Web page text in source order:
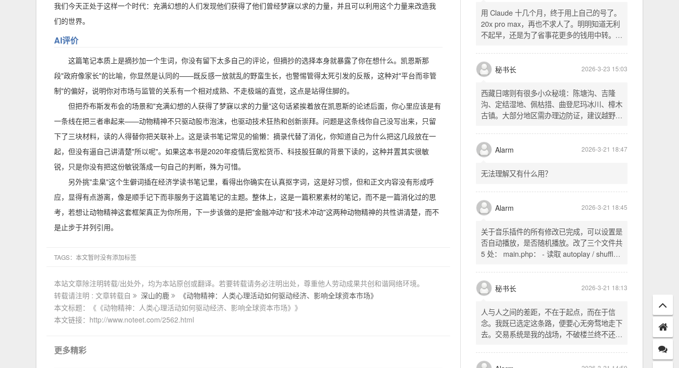
我们今天正处于这样一个时代：充满幻想的人们发现他们获得了他们曾经梦寐以求的力量，并且可以利用这个力量来改造我
们的世界。
AI评价
这篇笔记本质上是摘抄加一个生词，你没有留下太多自己的评论，但摘抄的选择本身就暴露了你在想什么。凯恩斯那
段"政府像家长"的比喻，你显然是认同的——既反感一放就乱的野蛮生长，也警惕管得太死引发的反叛，这种对"平台而非管
制"的偏好，说明你对市场与监管的关系有一个相对成熟、不走极端的直觉，这点是站得住脚的。
但把乔布斯发布会的场景和"充满幻想的人获得了梦寐以求的力量"这句话紧挨着放在凯恩斯的论述后面，你心里应该是有
一条线在把三者串起来——动物精神不只驱动股市泡沫，也驱动技术狂热和创新崇拜。问题是这条线你自己没写出来，只留
下了三块材料，读的人得替你把关联补上。这是读书笔记常见的偷懒：摘录代替了消化，你知道自己为什么把这几段放在一
起，但没有逼自己讲清楚"所以呢"。如果这本书是2020年疫情后宽松货币、科技股狂飙的背景下读的，这种并置其实很敏
锐，只是你没有把这份敏锐落成一句自己的判断，殊为可惜。
另外挑"圭臬"这个生僻词插在经济学读书笔记里，看得出你确实在认真抠字词，这是好习惯，但和正文内容没有形成呼
应，显得有点游离，像是顺手记下而非服务于这篇笔记的主题。整体上，这是一篇积累素材的笔记，而不是一篇消化过的思
考，若想让动物精神这套框架真正为你所用，下一步该做的是把"金融冲动"和"技术冲动"这两种动物精神的共性讲清楚，而不
是止步于并列引用。
TAGS：本文暂时没有添加标签
本站文章除注明转载/出处外，均为本站原创或翻译。若要转载请务必注明出处，尊重他人劳动成果共创和谐网络环境。
转载请注明 : 文章转载自
深山的鹿
《动物精神：人类心理活动如何驱动经济、影响全球资本市场》
本文标题：《《动物精神：人类心理活动如何驱动经济、影响全球资本市场》》
本文链接：http://www.noteet.com/2562.html
更多精彩
用 Claude 十几个月，终于用上自己的号了。
20x pro max，再也不求人了。明明知道无利
不起早，还是为了省事花更多的钱用中转。链
SSH 用 gost 做 HTTP+SOCKS 转换才能用
多 Agent。配置麻烦了点，设定好了后直接任
意 IP 进行 SSH 登录。畅用，值得纪念。
秘书长 2026-3-23 15:03
西藏日喀则有很多小众秘境：陈塘沟、吉隆
沟、定结湿地、佩枯措、曲登尼玛冰川、樟木
古镇。大部分地区需办理边防证，建议越野
经吉隆口岸前往加德满都，沿途风景绝美。
Alarm 2026-3-21 18:47
无法理解又有什么用？
Alarm 2026-3-21 18:45
关于音乐插件的所有修改已完成，可以设置是
否自动播放，是否随机播放。改了三个文件共
5 处： main.php： - 读取 autoplay / shuffle
一行两个复选框（自动播放音乐 / 默认随机播
放），带配套 CSS track.php： - 在 var
playlist = [...] 后面输出 _p4zAutoplay 和
_p4zShuffle 两个 JS 变量 script.js： -
autoplay 从后端变量读取，不再硬编码 false
- shuffle 后台开启时强制随机，否则走
秘书长 2026-3-21 18:13
人与人之间的差距，不在于起点，而在于信
念。我既已选定这条路，便要心无旁骛地走下
去。交易系统是我的战场，不破楼兰终不还。
唯有目标，不可动摇。